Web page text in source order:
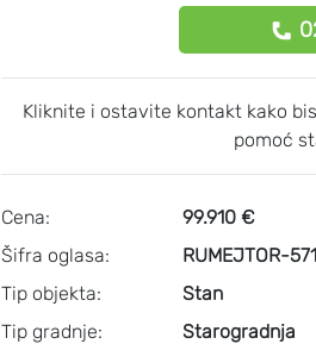
Kliknite i ostavite kontakt kako
pomoć
Cena:
Šifra oglasa:
Tip objekta:
Tip gradnje:
99.910 €
RUMEJTOR-
Stan
Starogradnja